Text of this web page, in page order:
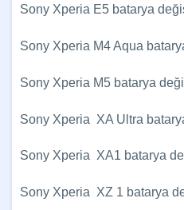
Sony Xperia E5 batarya
Sony Xperia M4 Aqua
Sony Xperia M5 batarya
Sony Xperia XA Ultra
Sony Xperia XA1 batarya
Sony Xperia XZ 1 batarya